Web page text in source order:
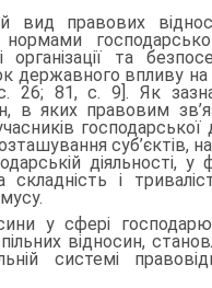
вид правових
нормами
та
державного впливу на
с. 26; 81, с. 9]. Як
в яких правовим
господарської
суб’єктів,
діяльності, у
і
у сфері
відносин,
системі